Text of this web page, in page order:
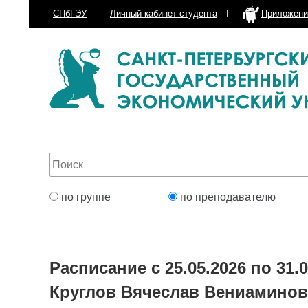
СПбГЭУ Личный кабинет студента
по группе по преподавателю
Расписание с 25.05.2026 по
Круглов Вячеслав